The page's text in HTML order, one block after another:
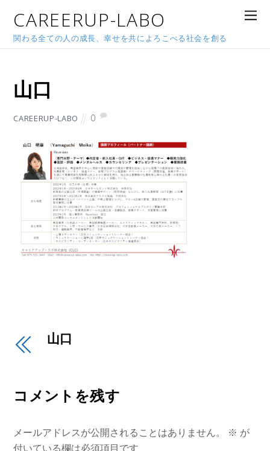
CAREERUP-LABO
関わる全ての人の成長、幸せを共によろこべる社会を創る
山口
CAREERUP-LABO 0
山口
コメントを残す
メールアドレスが公開されることはありません。 ※ が
付いている欄は必須項目です